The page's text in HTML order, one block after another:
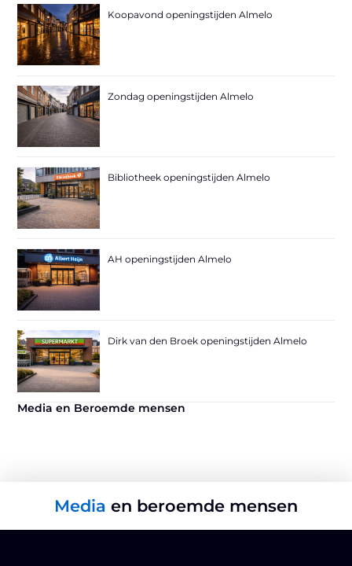
Koopavond openingstijden Almelo
Zondag openingstijden Almelo
Bibliotheek openingstijden Almelo
AH openingstijden Almelo
Dirk van den Broek openingstijden Almelo
Media en Beroemde mensen
Media en beroemde mensen